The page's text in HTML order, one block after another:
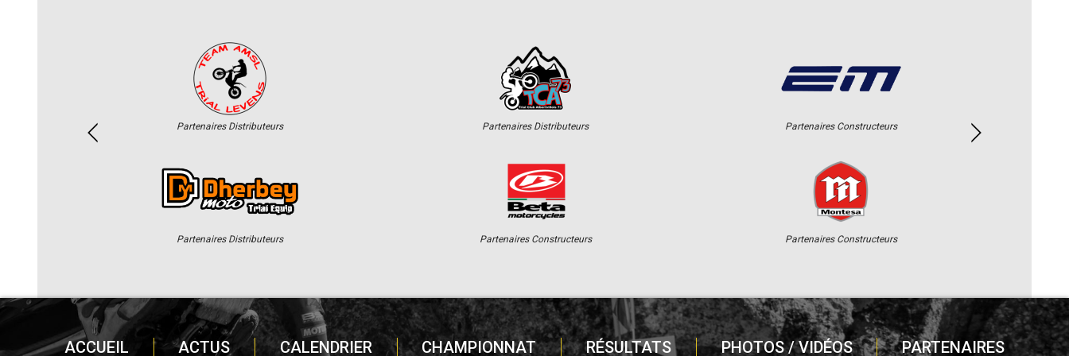
Partenaires Distributeurs
Partenaires Distributeurs
Partenaires Distributeurs
Partenaires Constructeurs
Partenaires Constructeurs
Partenaires Constructeurs
ACCUEIL ACTUS CALENDRIER CHAMPIONNAT RÉSULTATS PHOTOS / VIDÉOS PARTENAIRES